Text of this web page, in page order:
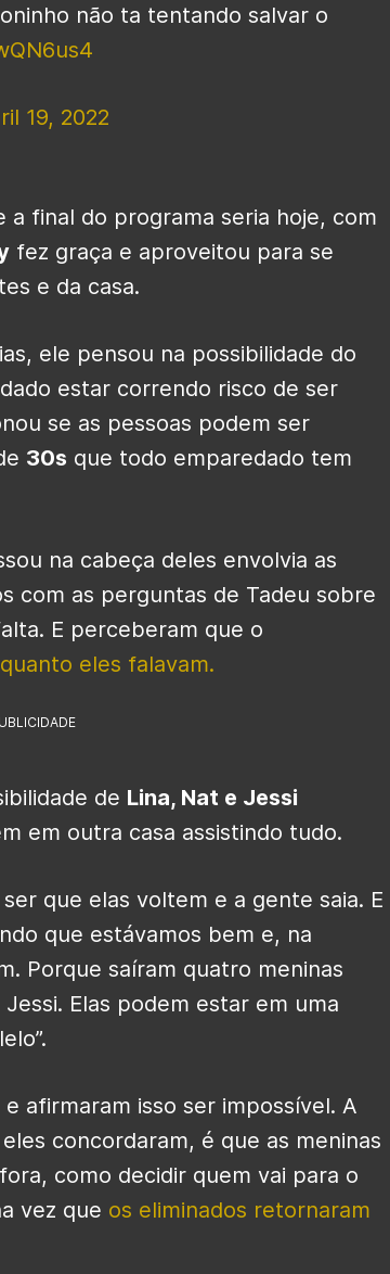
não ta tentando salvar o
19, 2022
a final do programa seria hoje, com
fez graça e aproveitou para se
e da casa.
ele pensou na possibilidade do
estar correndo risco de ser
se as pessoas podem ser
30s que todo emparedado tem
na cabeça deles envolvia as
com as perguntas de Tadeu sobre
E perceberam que o
eles falavam.
de Lina, Nat e Jessi
em outra casa assistindo tudo.
que elas voltem e a gente saia. E
que estávamos bem e, na
Porque saíram quatro meninas
Elas podem estar em uma
afirmaram isso ser impossível. A
concordaram, é que as meninas
como decidir quem vai para o
vez que os eliminados retornaram